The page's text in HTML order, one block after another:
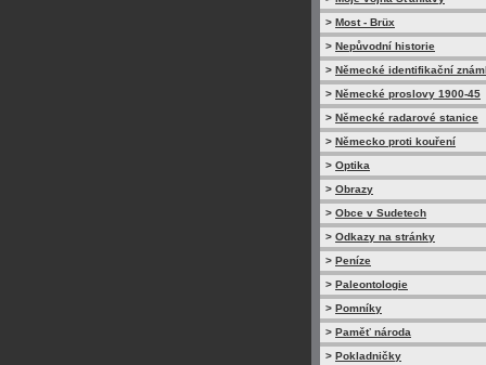
> Most - Brüx
> Nepůvodní historie
> Německé identifikační
> Německé proslovy 1900-45
> Německé radarové stanice
> Německo proti kouření
> Optika
> Obrazy
> Obce v Sudetech
> Odkazy na stránky
> Peníze
> Paleontologie
> Pomníky
> Paměť národa
> Pokladničky